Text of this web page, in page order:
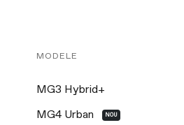
MODELE
MG3 Hybrid+
MG4 Urban NOU